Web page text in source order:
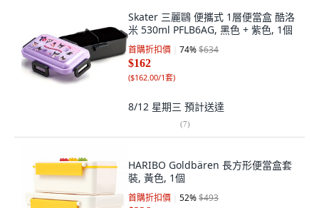
Skater 三麗鷗 便攜式 1層便當盒 酷洛
米 530ml PFLB6AG, 黑色 + 紫色, 1個
首購折扣價 74%$634
$162
($162.00/1套)
8/12 星期三 預計送達
(7)
HARIBO Goldbären 長方形便當盒套
裝, 黃色, 1個
首購折扣價 52%$493